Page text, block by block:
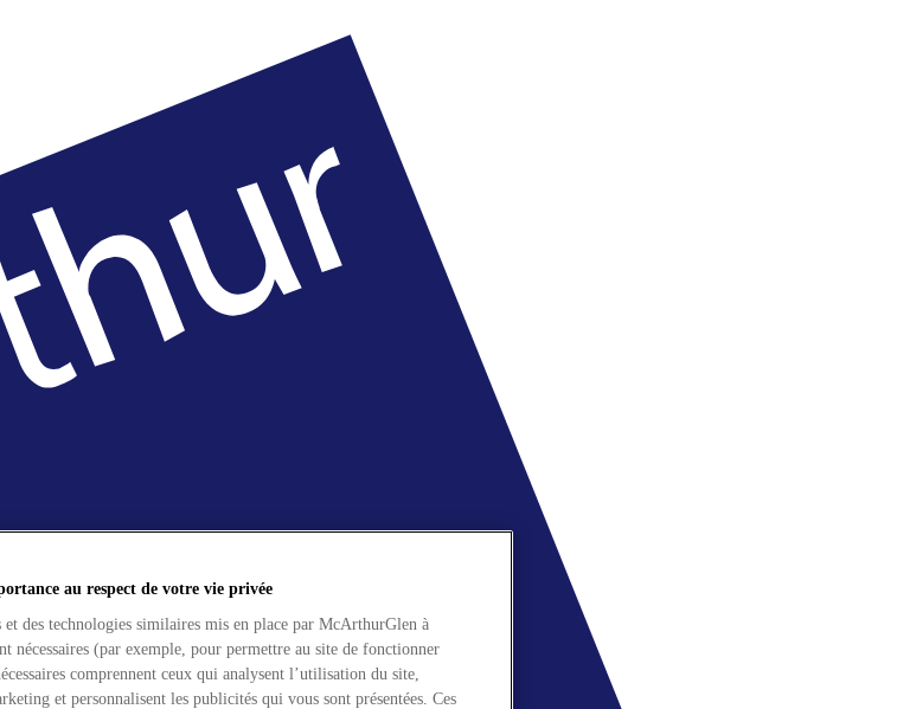
au respect de votre vie privée
des technologies similaires mis en place par McArthurGlen à
nécessaires (par exemple, pour permettre au site de fonctionner
comprennent ceux qui analysent l’utilisation du site,
et personnalisent les publicités qui vous sont présentées. Ces